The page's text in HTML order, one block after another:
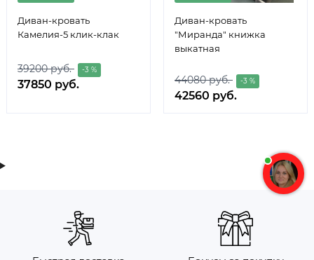
Диван-кровать
Камелия-5 клик-клак
39200 руб. -3 %
37850 руб.
Диван-кровать
"Миранда" книжка
выкатная
44080 руб. -3 %
42560 руб.